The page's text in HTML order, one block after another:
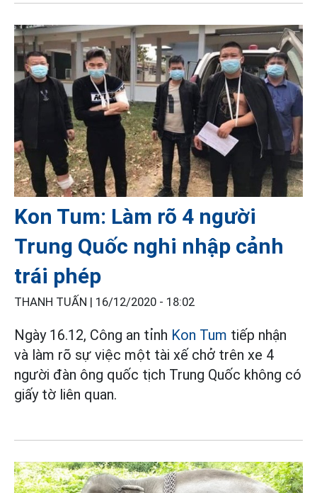
Kon Tum: Làm rõ 4 người
Trung Quốc nghi nhập cảnh
trái phép
THANH TUẤN | 16/12/2020 - 18:02
Ngày 16.12, Công an tỉnh Kon Tum tiếp nhận
và làm rõ sự việc một tài xế chở trên xe 4
người đàn ông quốc tịch Trung Quốc không có
giấy tờ liên quan.